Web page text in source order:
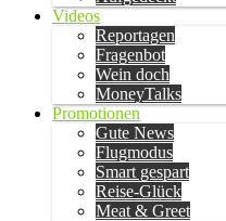
Videos
Reportagen
Fragenbot
Wein doch
MoneyTalks
Promotionen
Gute News
Flugmodus
Smart gespart
Reise-Glück
Meat & Greet